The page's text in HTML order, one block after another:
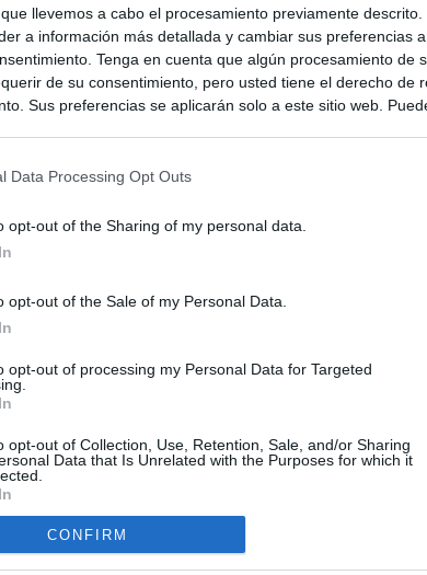
llevemos a cabo el procesamiento previamente descrito.
a información más detallada y cambiar sus preferencias
Tenga en cuenta que algún procesamiento de
de su consentimiento, pero usted tiene el derecho de
Sus preferencias se aplicarán solo a este sitio web.
Data Processing Opt Outs
opt-out of the Sharing of my personal data.
opt-out of the Sale of my Personal Data.
opt-out of processing my Personal Data for Targeted
opt-out of Collection, Use, Retention, Sale, and/or Sharing
Data that Is Unrelated with the Purposes for which it
CONFIRM
Ayuso señaló por la compra del ático: "Lo que no se dice es
residencia oficial para la presidenta"
Ayuso no puede destinar directamente la venta del ático de
por los incendios